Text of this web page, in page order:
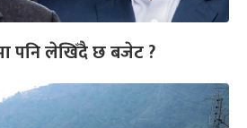
पनि लेखिँदै छ बजेट ?